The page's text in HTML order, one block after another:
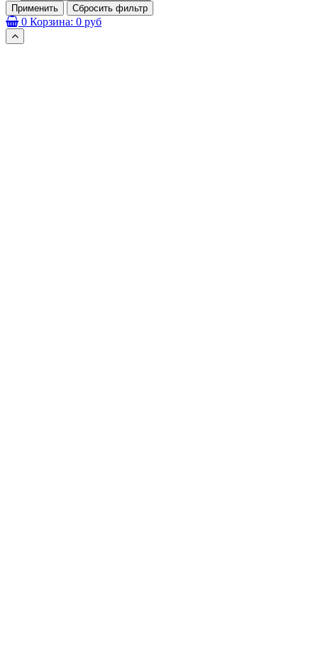
Применить Сбросить фильтр
0 Корзина: 0 руб